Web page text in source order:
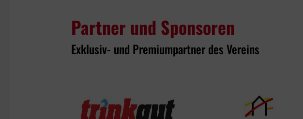
Partner und Sponsoren
Exklusiv- und Premiumpartner des Vereins